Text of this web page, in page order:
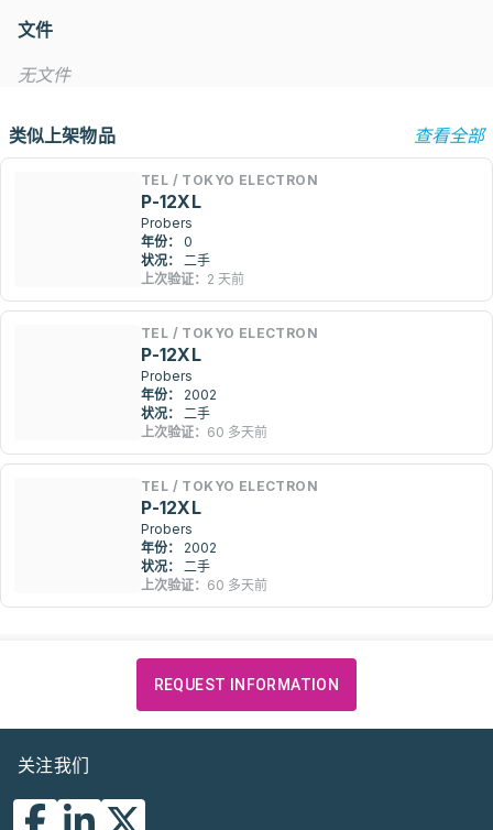
文件
无文件
类似上架物品 查看全部
TEL / TOKYO ELECTRON
P-12XL
Probers
年份：
0
状况：
二手
上次验证： 2 天前
TEL / TOKYO ELECTRON
P-12XL
Probers
年份：
2002
状况：
二手
上次验证： 60 多天前
TEL / TOKYO ELECTRON
P-12XL
Probers
年份：
2002
状况：
二手
上次验证： 60 多天前
REQUEST INFORMATION
关注我们